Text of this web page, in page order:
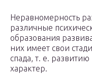
Неравномерность
различные
образования
них имеет свои
спада, т. е.
характер.